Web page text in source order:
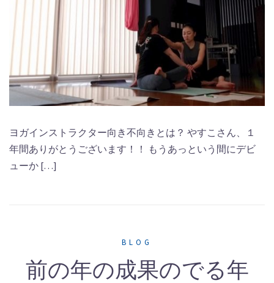
ヨガインストラクター向き不向きとは？ やすこさん、１
年間ありがとうございます！！ もうあっという間にデビ
ューか […]
BLOG
前の年の成果のでる年